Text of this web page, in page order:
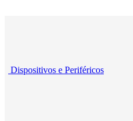
Dispositivos e Periféricos